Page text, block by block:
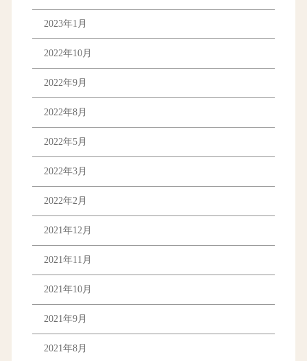
2023年1月
2022年10月
2022年9月
2022年8月
2022年5月
2022年3月
2022年2月
2021年12月
2021年11月
2021年10月
2021年9月
2021年8月